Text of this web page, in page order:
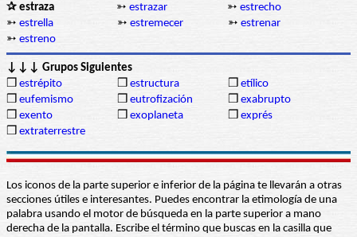
✰ estraza
➳ estrazar ➳ estrecho
➳ estrella ➳ estremecer ➳ estrenar
➳ estreno
↓↓↓ Grupos Siguientes
❒ estrépito ❒ estructura ❒ etílico
❒ eufemismo ❒ eutrofización ❒ exabrupto
❒ exento ❒ exoplaneta ❒ exprés
❒ extraterrestre
Los iconos de la parte superior e inferior de la página te llevarán a otras
secciones útiles e interesantes. Puedes encontrar la etimología de una
palabra usando el motor de búsqueda en la parte superior a mano
derecha de la pantalla. Escribe el término que buscas en la casilla que